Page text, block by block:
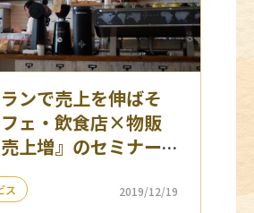
ンで売上を伸ばそ
ェ・飲食店×物販
上増』のセミナー
ス 2019/12/19